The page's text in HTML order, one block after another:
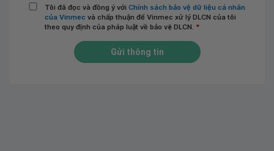
Tôi đã đọc và đồng ý với Chính sách bảo vệ dữ liệu cá nhân
của Vinmec và chấp thuận để Vinmec xử lý DLCN của tôi
theo quy định của pháp luật về bảo vệ DLCN. *
Gửi thông tin